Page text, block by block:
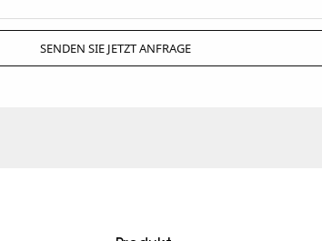
SENDEN SIE JETZT ANFRAGE